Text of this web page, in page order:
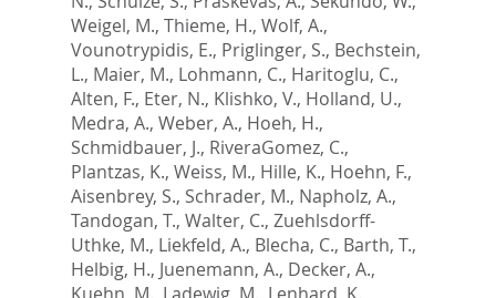
Weigel, M., Thieme, H., Wolf, A.,
Vounotrypidis, E., Priglinger, S., Bechstein,
L., Maier, M., Lohmann, C., Haritoglu, C.,
Alten, F., Eter, N., Klishko, V., Holland, U.,
Medra, A., Weber, A., Hoeh, H.,
Schmidbauer, J., RiveraGomez, C.,
Plantzas, K., Weiss, M., Hille, K., Hoehn, F.,
Aisenbrey, S., Schrader, M., Napholz, A.,
Tandogan, T., Walter, C., Zuehlsdorff-
Uthke, M., Liekfeld, A., Blecha, C., Barth, T.,
Helbig, H., Juenemann, A., Decker, A.,